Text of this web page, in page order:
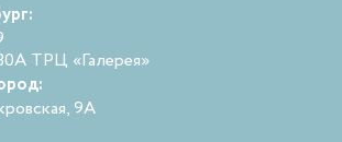
ТРЦ «Галерея»
9А